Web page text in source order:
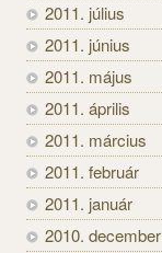
2011. július
2011. június
2011. május
2011. április
2011. március
2011. február
2011. január
2010. december